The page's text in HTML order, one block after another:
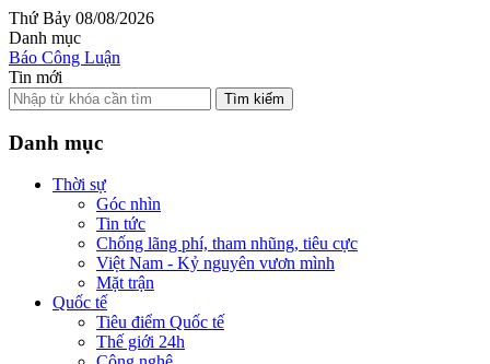
Thứ Bảy 08/08/2026
Danh mục
Báo Công Luận
Tin mới
Tìm kiếm
Danh mục
Thời sự
Góc nhìn
Tin tức
Chống lãng phí, tham nhũng, tiêu cực
Việt Nam - Kỷ nguyên vươn mình
Mặt trận
Quốc tế
Tiêu điểm Quốc tế
Thế giới 24h